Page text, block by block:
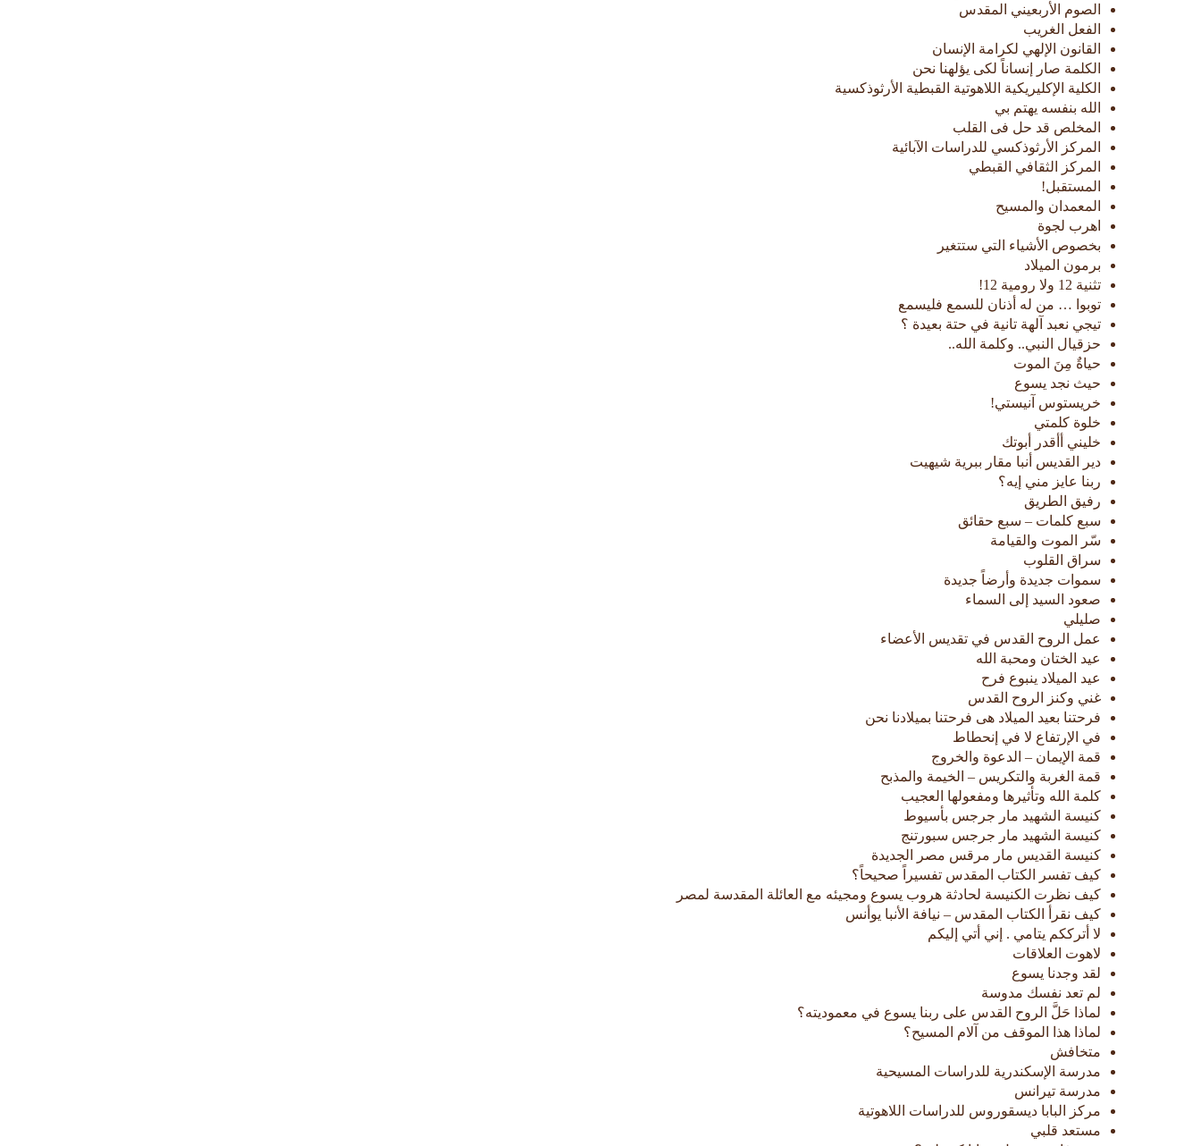
الصوم الأربعيني المقدس
الفعل الغريب
القانون الإلهي لكرامة الإنسان
الكلمة صار إنساناً لكى يؤلهنا نحن
الكلية الإكليريكية اللاهوتية القبطية الأرثوذكسية
الله بنفسه يهتم بي
المخلص قد حل فى القلب
المركز الأرثوذكسي للدراسات الآبائية
المركز الثقافي القبطي
المستقبل!
المعمدان والمسيح
اهرب لجوة
بخصوص الأشياء التي ستتغير
برمون الميلاد
تثنية 12 ولا رومية 12!
توبوا … من له أذنان للسمع فليسمع
تيجي نعبد آلهة تانية في حتة بعيدة ؟
حزقيال النبي.. وكلمة الله..
حياةٌ مِنَ الموت
حيث نجد يسوع
خريستوس آنيستي!
خلوة كلمتي
خليني أأقدر أبوتك
دير القديس أنبا مقار ببرية شيهيت
ربنا عايز مني إيه؟
رفيق الطريق
سبع كلمات – سبع حقائق
سّر الموت والقيامة
سراق القلوب
سموات جديدة وأرضاً جديدة
صعود السيد إلى السماء
صليلي
عمل الروح القدس في تقديس الأعضاء
عيد الختان ومحبة الله
عيد الميلاد ينبوع فرح
غني وكنز الروح القدس
فرحتنا بعيد الميلاد هى فرحتنا بميلادنا نحن
في الإرتفاع لا في إنحطاط
قمة الإيمان – الدعوة والخروج
قمة الغربة والتكريس – الخيمة والمذبح
كلمة الله وتأثيرها ومفعولها العجيب
كنيسة الشهيد مار جرجس بأسيوط
كنيسة الشهيد مار جرجس سبورتنج
كنيسة القديس مار مرقس مصر الجديدة
كيف تفسر الكتاب المقدس تفسيراً صحيحاً؟
كيف نظرت الكنيسة لحادثة هروب يسوع ومجيئه مع العائلة المقدسة لمصر
كيف نقرأ الكتاب المقدس – نيافة الأنبا يوأنس
لا أترككم يتامي . إني أتي إليكم
لاهوت العلاقات
لقد وجدنا يسوع
لم تعد نفسك مدوسة
لماذا حَلَّ الروح القدس على ربنا يسوع في معموديته؟
لماذا هذا الموقف من آلام المسيح؟
متخافش
مدرسة الإسكندرية للدراسات المسيحية
مدرسة تيرانس
مركز البابا ديسقوروس للدراسات اللاهوتية
مستعد قلبي